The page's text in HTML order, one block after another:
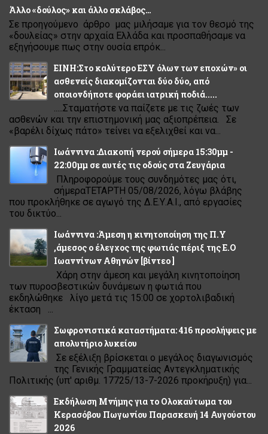
Άλλο «δούλος» και άλλο σκλάβος…
Σε προηγούμενο άρθρο μας μιλήσαμε για τον θεσμό της
«δουλείας» στην αρχαία Ελλάδα και προσπαθήσαμε να
εξηγήσουμε πως στην ουσία επρόκ...
ΕΙΝΗ:Στο καλύτερο ΕΣΥ όλων των εποχών» οι
ασθενείς διακομίζονται δύο δύο, από
οποιονδήποτε φοράει ιατρική ποδιά.....
.....Σταματήστε να παίζετε με τις ζωές των
ασθενών και την επιστημονική μας αξιοπρέπεια. Σε
«βαρέλι δίχως πάτο» τείνει να εξελιχθεί και να...
Ιωάννινα :Διακοπή νερού σήμερα 15:30μμ -
22:00μμ σε αυτές τις οδούς στα Ζευγάρια
Πληροφορούμε τους συνδημότες μας ότι,
σήμεραΤΕΤΑΡΤΗ 05/08/2026, λόγω βλάβης
που προκλήθηκε σε αγωγό της Δ.Ε.Υ.Α.Ι., από εργασίες
του δικτύο...
Ιωάννινα :Άμεση η κινητοποίηση της Π.Υ
,άμεσος ο έλεγχος της φωτιάς πέριξ της Ε.Ο
Ιωαννίνων Αθηνών [βίντεο ]
Χάρη στην άμεση και μεγάλη κινητοποίηση
των πυροσβεστικών δυνάμεων η φωτιά που
εκδηλώθηκε λίγο μετά τις 15:00 σε χορτολιβαδική
έκταση ...
Σωφρονιστικά καταστήματα: 416 προσλήψεις με
απολυτήριο λυκείου
Σε εξέλιξη βρίσκεται ο μεγάλος διαγωνισμός
της Γενικής Γραμματείας Αντεγκληματικής
Πολιτικής (υπ' αριθμ. 17725/13-7-2026 προκήρυξη) για...
Εκδήλωση Μνήμης για το Ολοκαύτωμα του
Κερασόβου Πωγωνίου Παρασκευή 14 Αυγούστου
2026